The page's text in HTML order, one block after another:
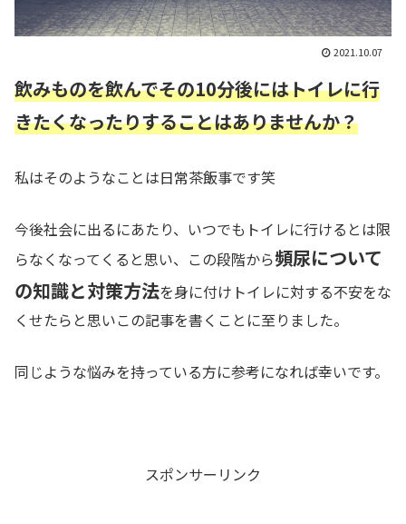
2021.10.07
飲みものを飲んでその10分後にはトイレに行
きたくなったりすることはありませんか？
私はそのようなことは日常茶飯事です笑
今後社会に出るにあたり、いつでもトイレに行けるとは限
らなくなってくると思い、この段階から頻尿について
の知識と対策方法を身に付けトイレに対する不安をな
くせたらと思いこの記事を書くことに至りました。
同じような悩みを持っている方に参考になれば幸いです。
スポンサーリンク